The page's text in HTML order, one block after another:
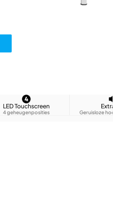
LED Touchscreen
4 geheugenposities Geruisloze